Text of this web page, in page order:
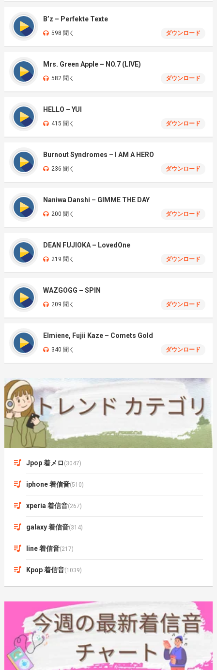
B’z – Perfekte Texte
598 聞く ダウンロード
Mrs. Green Apple – NO.7 (LIVE)
582 聞く ダウンロード
HELLO – YUI
415 聞く ダウンロード
Burnout Syndromes – I AM A HERO
236 聞く ダウンロード
Naniwa Danshi – GIMME THE DAY
200 聞く ダウンロード
DEAN FUJIOKA – LovedOne
219 聞く ダウンロード
WAZGOGG – SPIN
209 聞く ダウンロード
Elmiene, Fujii Kaze – Comets Gold
340 聞く ダウンロード
Jpop 着メロ (3047)
iphone 着信音(510)
xperia 着信音(267)
galaxy 着信音(314)
line 着信音(217)
Kpop 着信音(1039)